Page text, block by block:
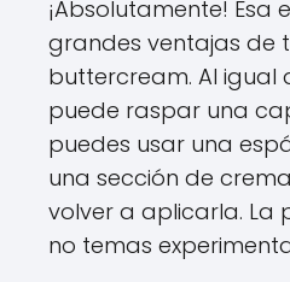
¡Absolutamente! Esa
grandes ventajas de
buttercream. Al igual
puede raspar una
puedes usar una
una sección de
volver a aplicarla. La
no temas